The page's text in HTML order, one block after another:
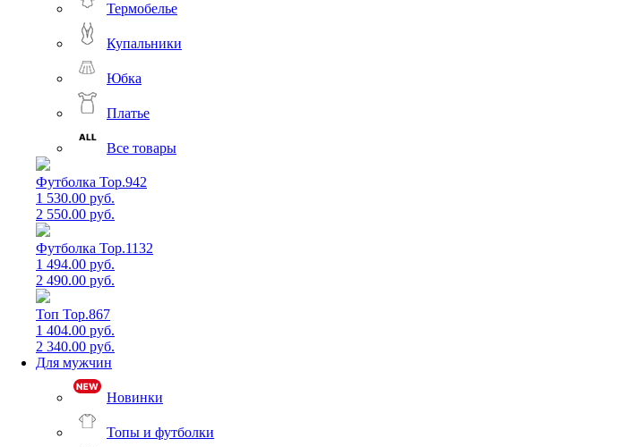
Термобелье
Купальники
Юбка
Платье
Все товары
Футболка Top.942
1 530.00 руб.
2 550.00 руб.
Футболка Top.1132
1 494.00 руб.
2 490.00 руб.
Топ Top.867
1 404.00 руб.
2 340.00 руб.
Для мужчин
Новинки
Топы и футболки